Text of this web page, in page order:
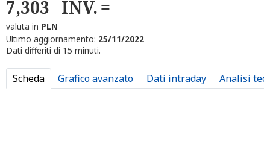
7,303 INV.
valuta in PLN
Ultimo aggiornamento: 25/11/2022
Dati differiti di 15 minuti.
Scheda Grafico avanzato Dati intraday Analisi